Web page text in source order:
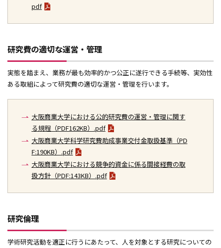
pdf
研究費の適切な運営・管理
実態を踏まえ、業務が最も効率的かつ公正に遂行できる手続等、実効性
ある取組によって研究費の適切な運営・管理を行います。
大阪商業大学における公的研究費の運営・管理に関す
る規程（PDF162KB）.pdf
大阪商業大学科学研究費助成事業交付金取扱基準（PD
F:190KB）.pdf
大阪商業大学における競争的資金に係る間接経費の取
扱方針（PDF:143KB）.pdf
研究倫理
学術研究活動を適正に行うにあたって、人を対象とする研究についての